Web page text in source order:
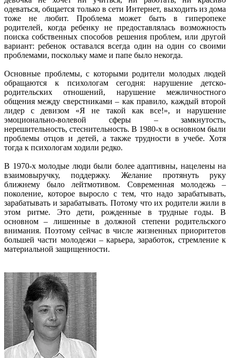
одеваться, общается только в сети Интернет, выходить из дома
тоже не любит. Проблема может быть в гиперопеке
родителей, когда ребенку не предоставлялась возможность
поиска собственных способов решения проблем, или другой
вариант: ребенок оставался всегда один на один со своими
проблемами, поскольку маме и папе было некогда.
Основные проблемы, с которыми родители молодых людей
обращаются к психологам сегодня: нарушение детско-
родительских отношений, нарушение межличностного
общения между сверстниками – как правило, каждый второй
лидер с девизом «Я не такой как все!», и нарушение
эмоционально-волевой сферы – замкнутость,
нерешительность, стеснительность. В 1980-х в основном были
проблемы отцов и детей, а также трудности в учебе. Хотя
тогда к психологам ходили редко.
В 1970-х молодые люди были более адаптивны, нацелены на
взаимовыручку, поддержку. Желание протянуть руку
ближнему было лейтмотивом. Современная молодежь –
поколение, которое выросло с тем, что надо зарабатывать,
зарабатывать и зарабатывать. Потому что их родители жили в
этом ритме. Это дети, рожденные в трудные годы. В
основном – лишенные в должной степени родительского
внимания. Поэтому сейчас в числе жизненных приоритетов
большей части молодежи – карьера, заработок, стремление к
материальной защищенности.